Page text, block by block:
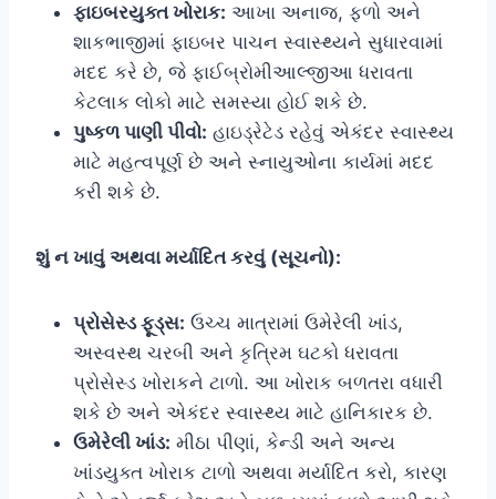
ફાઇબરયુક્ત ખોરાક: આખા અનાજ, ફળો અને
શાકભાજીમાં ફાઇબર પાચન સ્વાસ્થ્યને સુધારવામાં
મદદ કરે છે, જે ફાઈબ્રોમીઆલ્જીઆ ધરાવતા
કેટલાક લોકો માટે સમસ્યા હોઈ શકે છે.
પુષ્કળ પાણી પીવો: હાઇડ્રેટેડ રહેવું એકંદર સ્વાસ્થ્ય
માટે મહત્વપૂર્ણ છે અને સ્નાયુઓના કાર્યમાં મદદ
કરી શકે છે.
શું ન ખાવું અથવા મર્યાદિત કરવું (સૂચનો):
પ્રોસેસ્ડ ફૂડ્સ: ઉચ્ચ માત્રામાં ઉમેરેલી ખાંડ,
અસ્વસ્થ ચરબી અને કૃત્રિમ ઘટકો ધરાવતા
પ્રોસેસ્ડ ખોરાકને ટાળો. આ ખોરાક બળતરા વધારી
શકે છે અને એકંદર સ્વાસ્થ્ય માટે હાનિકારક છે.
ઉમેરેલી ખાંડ: મીઠા પીણાં, કેન્ડી અને અન્ય
ખાંડયુક્ત ખોરાક ટાળો અથવા મર્યાદિત કરો, કારણ